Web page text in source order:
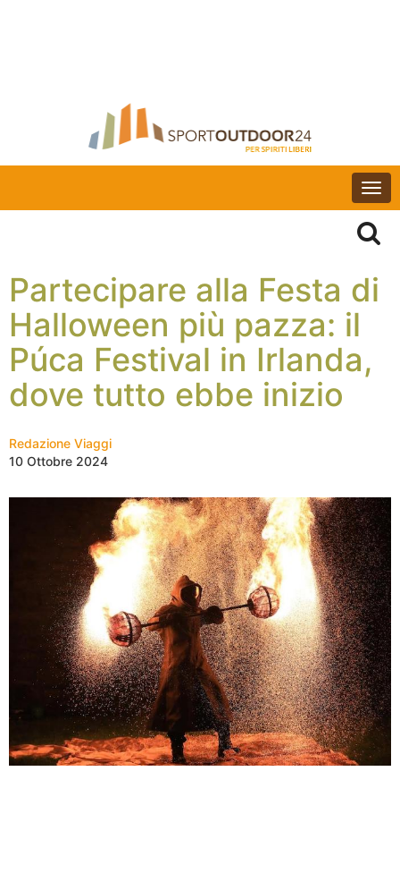
Partecipare alla Festa di
Halloween più pazza: il
Púca Festival in Irlanda,
dove tutto ebbe inizio
Redazione Viaggi
10 Ottobre 2024